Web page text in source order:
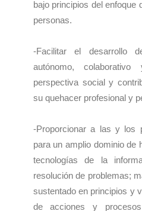
bajo principios del enfoque
personas.
-Facilitar el desarrollo
autónomo,
perspectiva social y
su quehacer profesional y
-Proporcionar a las y los
para un amplio dominio de
tecnologías de la
resolución de problemas;
sustentado en principios y
de acciones y